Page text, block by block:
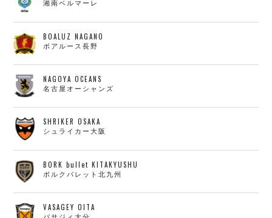
湘南ベルマーレ
BOALUZ NAGANO
ボアルース長野
NAGOYA OCEANS
名古屋オーシャンズ
SHRIKER OSAKA
シュライカー大阪
BORK bullet KITAKYUSHU
ボルクバレット北九州
VASAGEY OITA